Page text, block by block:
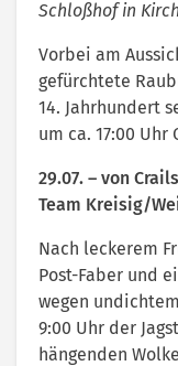
Schloßhof in
Vorbei am
gefürchtete
14. Jahrhundert
um ca. 17:00 Uhr
29.07. – von
Team Kreisig/
Nach leckerem
Post-Faber und
wegen
9:00 Uhr der
hängenden